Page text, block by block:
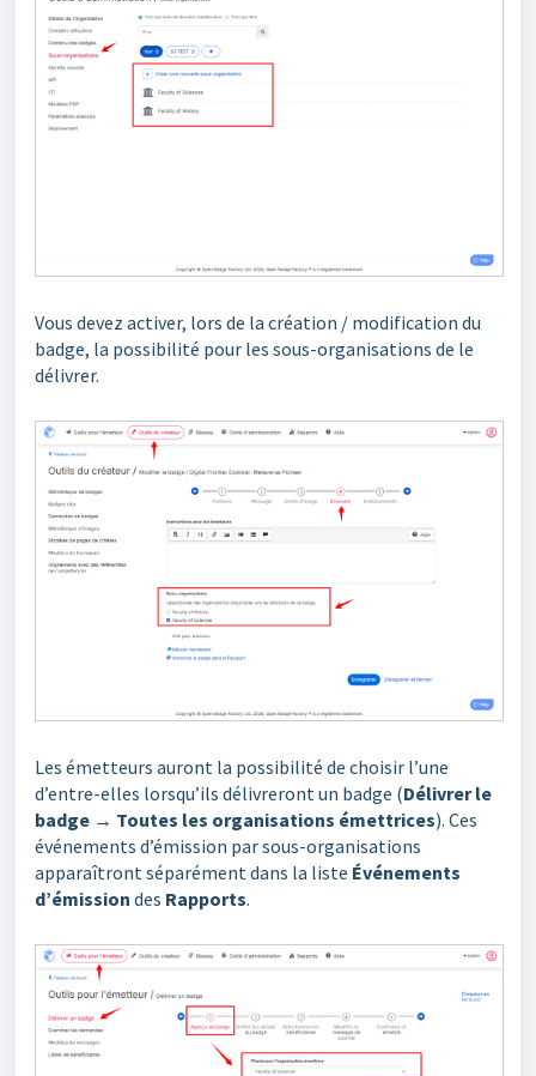
Vous devez activer, lors de la création / modification du
badge, la possibilité pour les sous-organisations de le
délivrer.
Les émetteurs auront la possibilité de choisir l’une
d’entre-elles lorsqu’ils délivreront un badge (Délivrer le
badge → Toutes les organisations émettrices). Ces
événements d’émission par sous-organisations
apparaîtront séparément dans la liste Événements
d’émission des Rapports.